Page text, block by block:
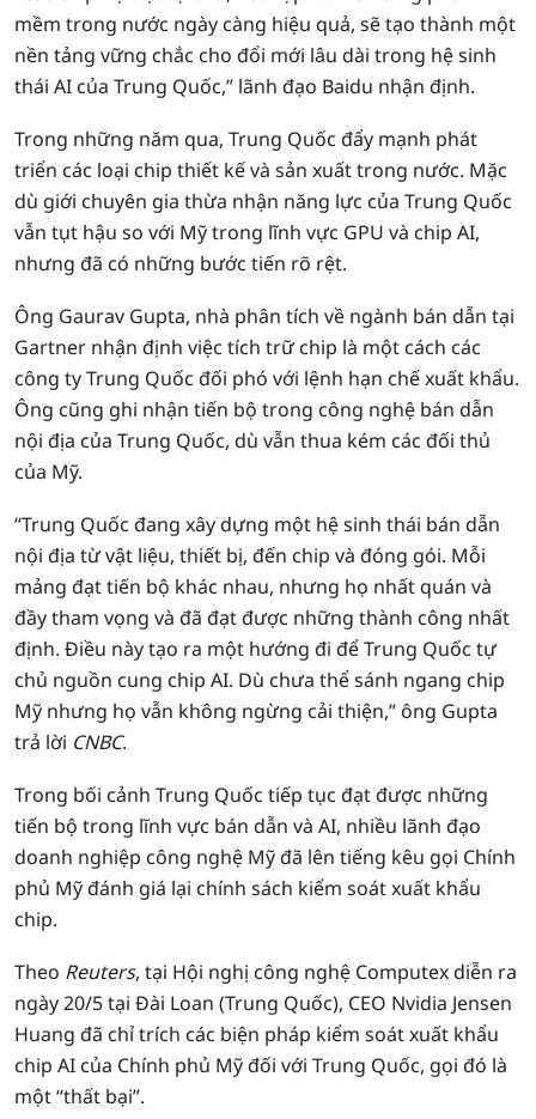
mềm trong nước ngày càng hiệu quả, sẽ tạo thành một
nền tảng vững chắc cho đổi mới lâu dài trong hệ sinh
thái AI của Trung Quốc,” lãnh đạo Baidu nhận định.
Trong những năm qua, Trung Quốc đẩy mạnh phát
triển các loại chip thiết kế và sản xuất trong nước. Mặc
dù giới chuyên gia thừa nhận năng lực của Trung Quốc
vẫn tụt hậu so với Mỹ trong lĩnh vực GPU và chip AI,
nhưng đã có những bước tiến rõ rệt.
Ông Gaurav Gupta, nhà phân tích về ngành bán dẫn tại
Gartner nhận định việc tích trữ chip là một cách các
công ty Trung Quốc đối phó với lệnh hạn chế xuất khẩu.
Ông cũng ghi nhận tiến bộ trong công nghệ bán dẫn
nội địa của Trung Quốc, dù vẫn thua kém các đối thủ
của Mỹ.
“Trung Quốc đang xây dựng một hệ sinh thái bán dẫn
nội địa từ vật liệu, thiết bị, đến chip và đóng gói. Mỗi
mảng đạt tiến bộ khác nhau, nhưng họ nhất quán và
đầy tham vọng và đã đạt được những thành công nhất
định. Điều này tạo ra một hướng đi để Trung Quốc tự
chủ nguồn cung chip AI. Dù chưa thể sánh ngang chip
Mỹ nhưng họ vẫn không ngừng cải thiện,” ông Gupta
trả lời CNBC.
Trong bối cảnh Trung Quốc tiếp tục đạt được những
tiến bộ trong lĩnh vực bán dẫn và AI, nhiều lãnh đạo
doanh nghiệp công nghệ Mỹ đã lên tiếng kêu gọi Chính
phủ Mỹ đánh giá lại chính sách kiểm soát xuất khẩu
chip.
Theo Reuters, tại Hội nghị công nghệ Computex diễn ra
ngày 20/5 tại Đài Loan (Trung Quốc), CEO Nvidia Jensen
Huang đã chỉ trích các biện pháp kiểm soát xuất khẩu
chip AI của Chính phủ Mỹ đối với Trung Quốc, gọi đó là
một “thất bại”.